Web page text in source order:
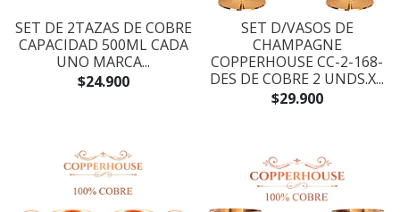
SET DE 2TAZAS DE COBRE
CAPACIDAD 500ML CADA
UNO MARCA...
$24.900
SET D/VASOS DE
CHAMPAGNE
COPPERHOUSE CC-2-168-
DES DE COBRE 2 UNDS.X...
$29.900